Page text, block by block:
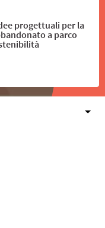
progettuali per la
a parco